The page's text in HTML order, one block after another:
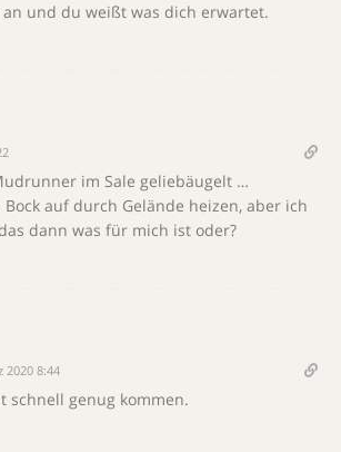
und du weißt was dich erwartet.
im Sale geliebäugelt …
auf durch Gelände heizen, aber ich
dann was für mich ist oder?
2020 8:44
schnell genug kommen.